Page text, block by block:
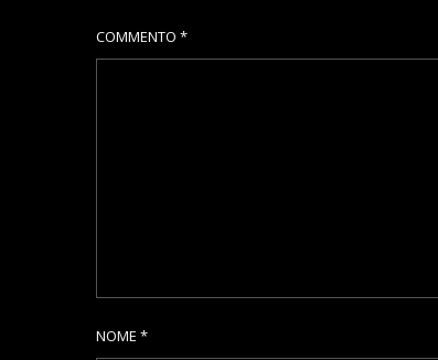
COMMENTO *
NOME *